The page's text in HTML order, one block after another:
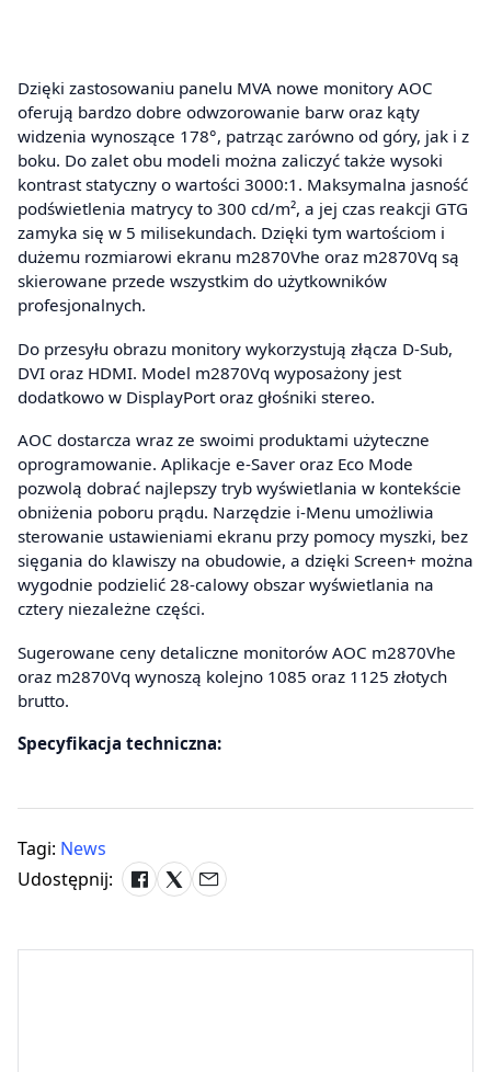
Dzięki zastosowaniu panelu MVA nowe monitory AOC
oferują bardzo dobre odwzorowanie barw oraz kąty
widzenia wynoszące 178°, patrząc zarówno od góry, jak i z
boku. Do zalet obu modeli można zaliczyć także wysoki
kontrast statyczny o wartości 3000:1. Maksymalna jasność
podświetlenia matrycy to 300 cd/m², a jej czas reakcji GTG
zamyka się w 5 milisekundach. Dzięki tym wartościom i
dużemu rozmiarowi ekranu m2870Vhe oraz m2870Vq są
skierowane przede wszystkim do użytkowników
profesjonalnych.
Do przesyłu obrazu monitory wykorzystują złącza D-Sub,
DVI oraz HDMI. Model m2870Vq wyposażony jest
dodatkowo w DisplayPort oraz głośniki stereo.
AOC dostarcza wraz ze swoimi produktami użyteczne
oprogramowanie. Aplikacje e-Saver oraz Eco Mode
pozwolą dobrać najlepszy tryb wyświetlania w kontekście
obniżenia poboru prądu. Narzędzie i-Menu umożliwia
sterowanie ustawieniami ekranu przy pomocy myszki, bez
sięgania do klawiszy na obudowie, a dzięki Screen+ można
wygodnie podzielić 28-calowy obszar wyświetlania na
cztery niezależne części.
Sugerowane ceny detaliczne monitorów AOC m2870Vhe
oraz m2870Vq wynoszą kolejno 1085 oraz 1125 złotych
brutto.
Specyfikacja techniczna:
Tagi: News
Udostępnij: